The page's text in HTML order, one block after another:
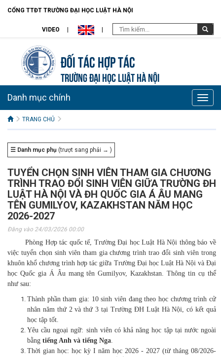
CỔNG TTĐT TRƯỜNG ĐẠI HỌC LUẬT HÀ NỘI
VIDEO
Đối tác hợp tác
TRƯỜNG ĐẠI HỌC LUẬT HÀ NỘI
Toggle
Danh mục chính
TRANG CHỦ
☰ Danh mục phụ (trượt sang phải → )
TUYỂN CHỌN SINH VIÊN THAM GIA CHƯƠNG
TRÌNH TRAO ĐỔI SINH VIÊN GIỮA TRƯỜNG ĐH
LUẬT HÀ NỘI VÀ ĐH QUỐC GIA Á ÂU MANG
TÊN GUMILYOV, KAZAKHSTAN NĂM HỌC
2026-2027
Đăng vào 24/03/2026 00:00
Phòng Hợp tác quốc tế, Trường Đại học Luật Hà Nội thông báo về
việc tuyển chọn sinh viên tham gia chương trình trao đổi sinh viên trong
khuôn khổ chương trình hợp tác giữa Trường Đại học Luật Hà Nội và Đại
học Quốc gia Á Âu mang tên Gumilyov, Kazakhstan. Thông tin cụ thể
như sau:
Thành phần tham gia: 10 sinh viên đang theo học chương trình cử
nhân năm thứ 2 và thứ 3 tại Trường ĐH Luật Hà Nội, có kết quả
học tập tốt.
Yêu cầu ngoại ngữ: sinh viên có khả năng học tập tại nước ngoài
bằng tiếng Anh và tiếng Nga.
Thời gian học: học kỳ I năm học 2026 - 2027 (từ tháng 08/2026-